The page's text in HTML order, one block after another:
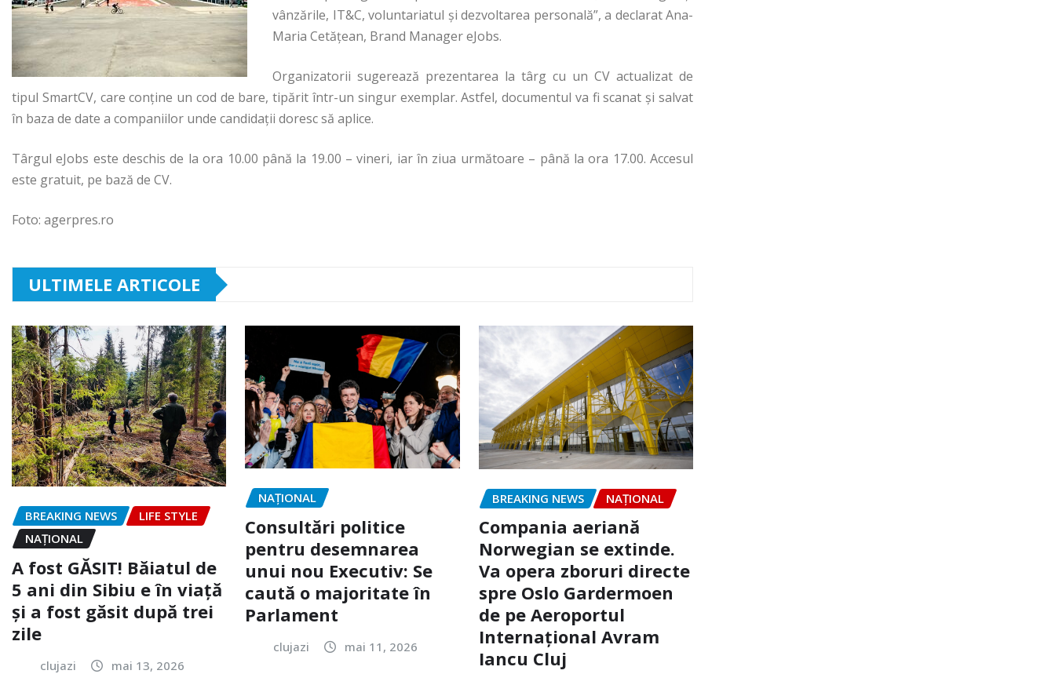
vânzările, IT&C, voluntariatul şi dezvoltarea personală”, a declarat Ana-
Maria Cetăţean, Brand Manager eJobs.
Organizatorii sugerează prezentarea la târg cu un CV actualizat de
tipul SmartCV, care conține un cod de bare, tipărit într-un singur exemplar. Astfel, documentul va fi scanat și salvat
în baza de date a companiilor unde candidații doresc să aplice.
Târgul eJobs este deschis de la ora 10.00 până la 19.00 – vineri, iar în ziua următoare – până la ora 17.00. Accesul
este gratuit, pe bază de CV.
Foto: agerpres.ro
ULTIMELE ARTICOLE
BREAKING NEWS
LIFE STYLE
NAŢIONAL
A fost GĂSIT! Băiatul de
5 ani din Sibiu e în viață
și a fost găsit după trei
zile
clujazi mai 13, 2026
NAŢIONAL
Consultări politice
pentru desemnarea
unui nou Executiv: Se
caută o majoritate în
Parlament
clujazi mai 11, 2026
BREAKING NEWS NAŢIONAL
Compania aeriană
Norwegian se extinde.
Va opera zboruri directe
spre Oslo Gardermoen
de pe Aeroportul
Internaţional Avram
Iancu Cluj